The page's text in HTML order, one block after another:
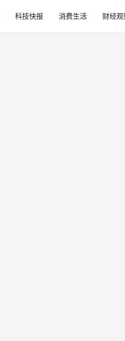
科技快报 消费生活 财经观